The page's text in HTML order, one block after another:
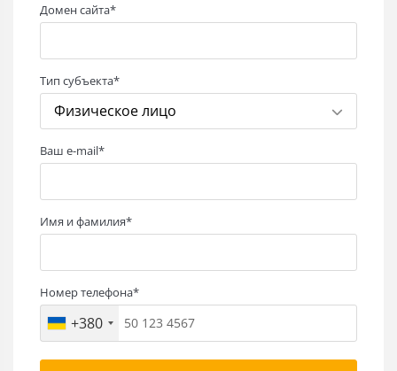
Домен сайта*
Тип субъекта*
Физическое лицо
Ваш e-mail*
Имя и фамилия*
Номер телефона*
+380